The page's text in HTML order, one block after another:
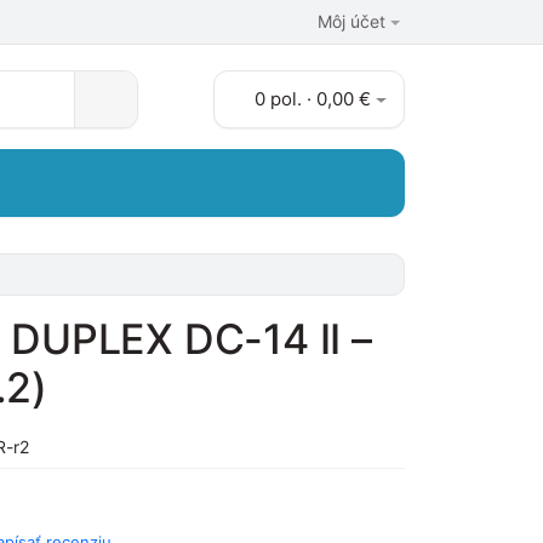
Môj účet
0 pol. · 0,00 €
DC-14 II –
r2